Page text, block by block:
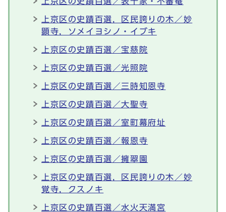
上京区の史蹟百選，区民誇りの木／妙
顕寺，ソメイヨシノ・イブキ
上京区の史蹟百選／宝慈院
上京区の史蹟百選／光照院
上京区の史蹟百選／三時知恩寺
上京区の史蹟百選／大聖寺
上京区の史蹟百選／室町幕府址
上京区の史蹟百選／報恩寺
上京区の史蹟百選／擁翠園
上京区の史蹟百選，区民誇りの木／妙
覚寺，クスノキ
上京区の史蹟百選／水火天満宮